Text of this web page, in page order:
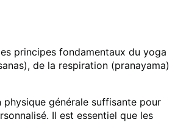
principes fondamentaux du yoga
de la respiration (pranayama)
générale suffisante pour
Il est essentiel que les